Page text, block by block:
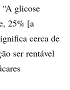
glicose
25% [a
cerca de
ser rentável